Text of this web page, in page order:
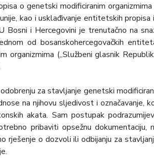
o genetski modificiranim organizmima
kao i usklađivanje entitetskih propisa
Bosni i Hercegovini je trenutačno na
od bosanskohercegovačkih
organizmima („Službeni glasnik
za stavljanje genetski
na njihovu sljedivost i označavanje,
akata. Sam postupak
pribaviti opsežnu dokumentaciju,
rješenje o dozvoli ili odbijanju za